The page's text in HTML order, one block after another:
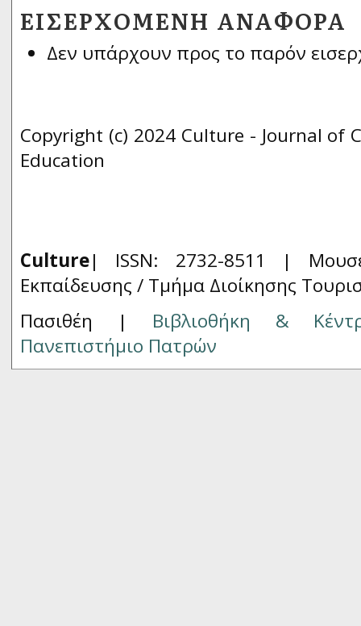
ΕΙΣΕΡΧΌΜΕΝΗ ΑΝΑΦΟΡΆ
Δεν υπάρχουν προς το παρόν
Copyright (c) 2024 Culture - Journal of
Education
Culture| ISSN: 2732-8511 |
Εκπαίδευσης / Τμήμα Διοίκησης
Πασιθέη | Βιβλιοθήκη &
Πανεπιστήμιο Πατρών